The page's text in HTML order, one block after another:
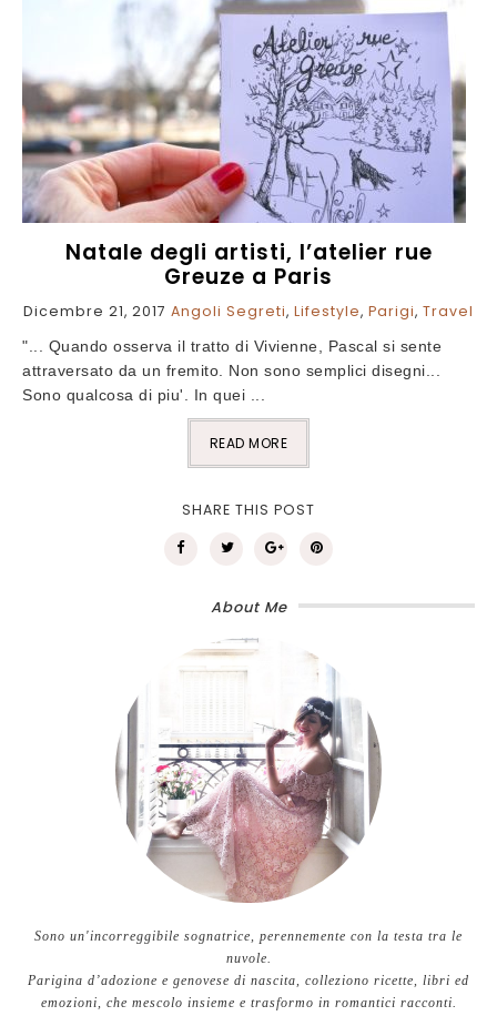
Natale degli artisti, l’atelier rue
Greuze a Paris
Dicembre 21, 2017 Angoli Segreti, Lifestyle, Parigi, Travel
"... Quando osserva il tratto di Vivienne, Pascal si sente
attraversato da un fremito. Non sono semplici disegni...
Sono qualcosa di piu'. In quei ...
READ MORE
SHARE THIS POST
About Me
Sono un'incorreggibile sognatrice, perennemente con la testa tra le
nuvole.
Parigina d’adozione e genovese di nascita, colleziono ricette, libri ed
emozioni, che mescolo insieme e trasformo in romantici racconti.